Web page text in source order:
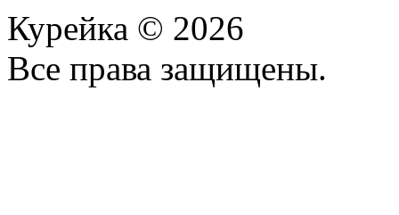
Курейка © 2026
Все права защищены.